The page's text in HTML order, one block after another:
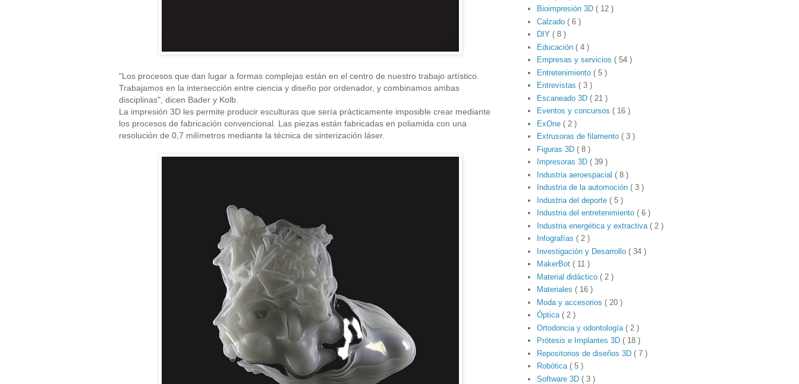
"Los procesos que dan lugar a formas complejas están en el centro de nuestro trabajo artístico.
Trabajamos en la intersección entre ciencia y diseño por ordenador, y combinamos ambas
disciplinas", dicen Bader y Kolb.
La impresión 3D les permite producir esculturas que sería prácticamente imposible crear mediante
los procesos de fabricación convencional. Las piezas están fabricadas en poliamida con una
resolución de 0,7 milímetros mediante la técnica de sinterización láser.
Bioimpresión 3D( 12 )
Calzado( 6 )
DIY( 8 )
Educación( 4 )
Empresas y servicios( 54 )
Entretenimiento( 5 )
Entrevistas( 3 )
Escaneado 3D( 21 )
Eventos y concursos( 16 )
ExOne( 2 )
Extrusoras de filamento( 3 )
Figuras 3D( 8 )
Impresoras 3D( 39 )
Industria aeroespacial( 8 )
Industria de la automoción( 3 )
Industria del deporte( 5 )
Industria del entretenimiento( 6 )
Industria energética y extractiva( 2 )
Infografías( 2 )
Investigación y Desarrollo( 34 )
MakerBot( 11 )
Material didáctico( 2 )
Materiales( 16 )
Moda y accesorios( 20 )
Óptica( 2 )
Ortodoncia y odontología( 2 )
Prótesis e Implantes 3D( 18 )
Repositorios de diseños 3D( 7 )
Robótica( 5 )
Software 3D( 3 )